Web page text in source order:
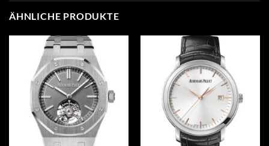
ÄHNLICHE PRODUKTE